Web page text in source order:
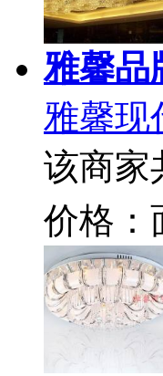
雅馨品
雅馨现
该商家
价格：